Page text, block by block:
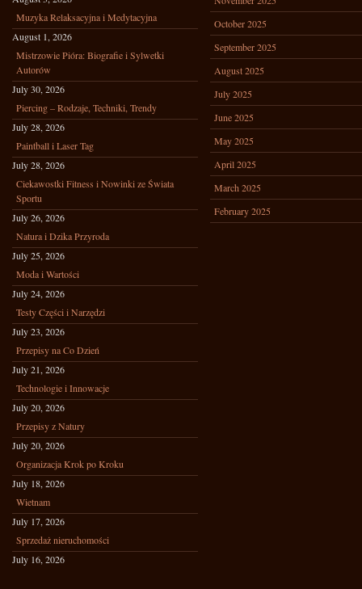
Muzyka Relaksacyjna i Medytacyjna
August 1, 2026
Mistrzowie Pióra: Biografie i Sylwetki
Autorów
July 30, 2026
Piercing – Rodzaje, Techniki, Trendy
July 28, 2026
Paintball i Laser Tag
July 28, 2026
Ciekawostki Fitness i Nowinki ze Świata
Sportu
July 26, 2026
Natura i Dzika Przyroda
July 25, 2026
Moda i Wartości
July 24, 2026
Testy Części i Narzędzi
July 23, 2026
Przepisy na Co Dzień
July 21, 2026
Technologie i Innowacje
July 20, 2026
Przepisy z Natury
July 20, 2026
Organizacja Krok po Kroku
July 18, 2026
Wietnam
July 17, 2026
Sprzedaż nieruchomości
July 16, 2026
October 2025
September 2025
August 2025
July 2025
June 2025
May 2025
April 2025
March 2025
February 2025